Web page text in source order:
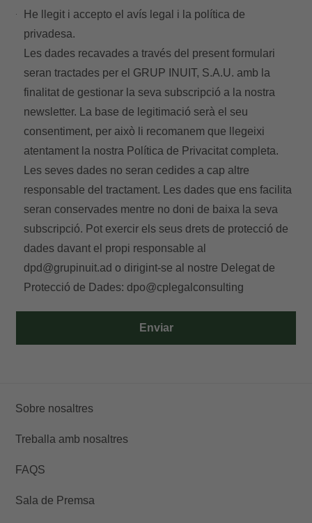
Enviar
He llegit i accepto el avís legal i la política de
privadesa.
Les dades recavades a través del present formulari
seran tractades per el GRUP INUIT, S.A.U. amb la
finalitat de gestionar la seva subscripció a la nostra
newsletter. La base de legitimació serà el seu
consentiment, per això li recomanem que llegeixi
atentament la nostra Política de Privacitat completa.
Les seves dades no seran cedides a cap altre
responsable del tractament. Les dades que ens facilita
seran conservades mentre no doni de baixa la seva
subscripció. Pot exercir els seus drets de protecció de
dades davant el propi responsable al
dpd@grupinuit.ad o dirigint-se al nostre Delegat de
Protecció de Dades:dpo@cplegalconsulting
Sobre nosaltres
Treballa amb nosaltres
FAQS
Sala de Premsa